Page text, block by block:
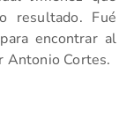
resultado. Fué
encontrar al
Antonio Cortes.